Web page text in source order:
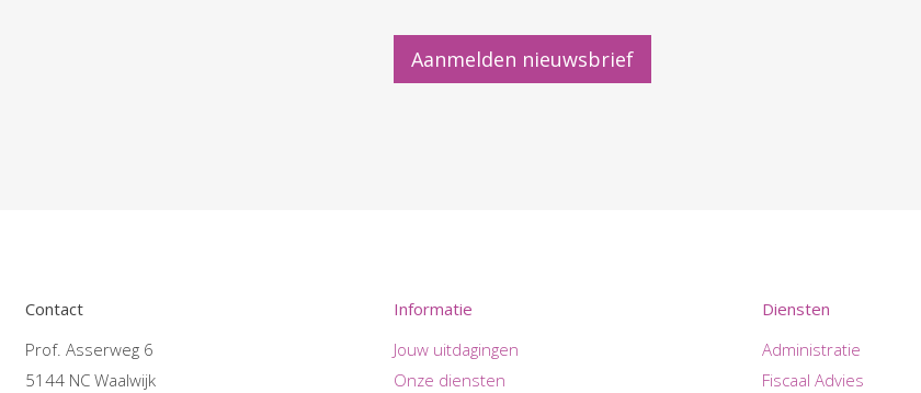
Aanmelden nieuwsbrief
Contact
Prof. Asserweg 6
5144 NC Waalwijk
Informatie
Jouw uitdagingen
Onze diensten
Diensten
Administratie
Fiscaal Advies